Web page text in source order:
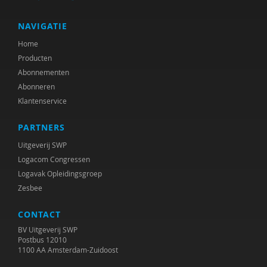
Mark Elchardus
Huub Frencken
Ruben Fukkink
Rien van Genderen
Michiel van der Grinten
Chris Groeneveld
Jan de Haan
Kees Hamann
Peer van der Helm
NAVIGATIE
Home
Producten
Abonnementen
Abonneren
Klantenservice
PARTNERS
Uitgeverij SWP
Logacom Congressen
Logavak Opleidingsgroep
Zesbee
CONTACT
BV Uitgeverij SWP
Postbus 12010
1100 AA Amsterdam-Zuidoost